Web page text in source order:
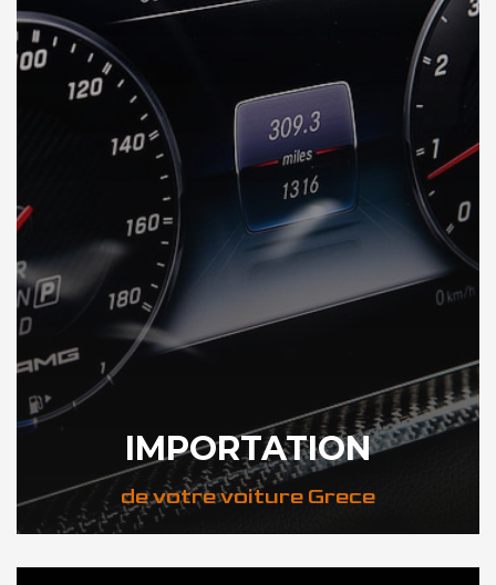
IMPORTATION
de votre voiture Grece